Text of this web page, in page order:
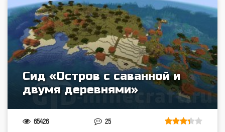
Сид «Остров с саванной и
двумя деревнями»
65426 25